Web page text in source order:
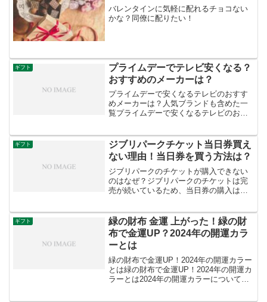
バレンタインに気軽に配れるチョコない
かな？同僚に配りたい！
ギフト
プライムデーでテレビ安くなる？
おすすめのメーカーは？
プライムデーで安くなるテレビのおすす
めメーカーは？人気ブランドも含めた一
覧プライムデーで安くなるテレビのおす
別なセールイベントであり、通常、さま
ざまなブランドの製...
ギフト
ジブリパークチケット当日券買え
ない理由！当日券を買う方法は？
ジブリパークのチケットが購入できない
のはなぜ？ジブリパークのチケットは完
売が続いているため、当日券の購入はで
す。ジブリパークの混雑状況はどうな
の？ジブリパークは日時指定...
ギフト
緑の財布 金運 上がった！緑の財
布で金運UP？2024年の開運カラ
ーとは
緑の財布で金運UP！2024年の開運カラー
とは緑の財布で金運UP！2024年の開運カ
ラーとは2024年の開運カラーについての